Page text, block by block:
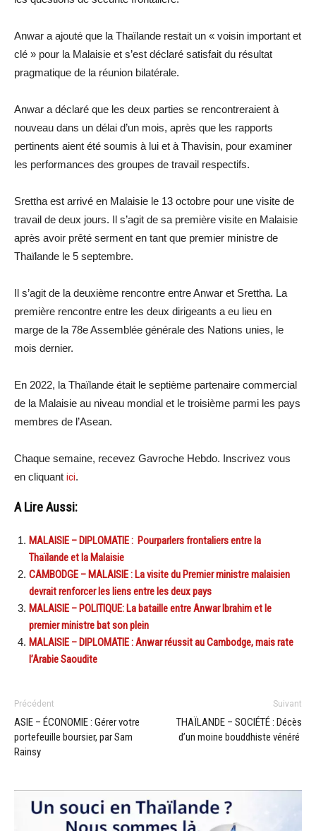
Anwar a ajouté que la Thaïlande restait un « voisin important et
clé » pour la Malaisie et s’est déclaré satisfait du résultat
pragmatique de la réunion bilatérale.
Anwar a déclaré que les deux parties se rencontreraient à
nouveau dans un délai d’un mois, après que les rapports
pertinents aient été soumis à lui et à Thavisin, pour examiner
les performances des groupes de travail respectifs.
Srettha est arrivé en Malaisie le 13 octobre pour une visite de
travail de deux jours. Il s’agit de sa première visite en Malaisie
après avoir prêté serment en tant que premier ministre de
Thaïlande le 5 septembre.
Il s’agit de la deuxième rencontre entre Anwar et Srettha. La
première rencontre entre les deux dirigeants a eu lieu en
marge de la 78e Assemblée générale des Nations unies, le
mois dernier.
En 2022, la Thaïlande était le septième partenaire commercial
de la Malaisie au niveau mondial et le troisième parmi les pays
membres de l’Asean.
Chaque semaine, recevez Gavroche Hebdo. Inscrivez vous
en cliquant ici.
A Lire Aussi:
MALAISIE – DIPLOMATIE : Pourparlers frontaliers entre la
Thaïlande et la Malaisie
CAMBODGE – MALAISIE : La visite du Premier ministre malaisien
devrait renforcer les liens entre les deux pays
MALAISIE – POLITIQUE: La bataille entre Anwar Ibrahim et le
premier ministre bat son plein
MALAISIE – DIPLOMATIE : Anwar réussit au Cambodge, mais rate
l’Arabie Saoudite
Précédent
ASIE – ÉCONOMIE : Gérer votre
portefeuille boursier, par Sam
Rainsy
Suivant
THAÏLANDE – SOCIÉTÉ : Décès
d’un moine bouddhiste vénéré